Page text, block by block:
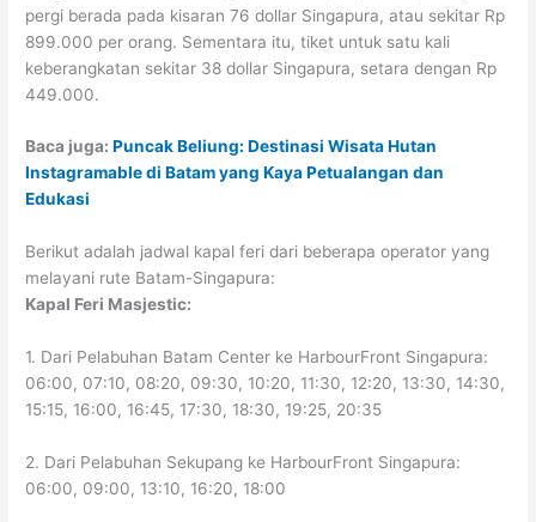
pergi berada pada kisaran 76 dollar Singapura, atau sekitar Rp
899.000 per orang. Sementara itu, tiket untuk satu kali
keberangkatan sekitar 38 dollar Singapura, setara dengan Rp
449.000.
Baca juga:Puncak Beliung: Destinasi Wisata Hutan
Instagramable di Batam yang Kaya Petualangan dan
Edukasi
Berikut adalah jadwal kapal feri dari beberapa operator yang
melayani rute Batam-Singapura:
Kapal Feri Masjestic:
1. Dari Pelabuhan Batam Center ke HarbourFront Singapura:
06:00, 07:10, 08:20, 09:30, 10:20, 11:30, 12:20, 13:30, 14:30,
15:15, 16:00, 16:45, 17:30, 18:30, 19:25, 20:35
2. Dari Pelabuhan Sekupang ke HarbourFront Singapura:
06:00, 09:00, 13:10, 16:20, 18:00